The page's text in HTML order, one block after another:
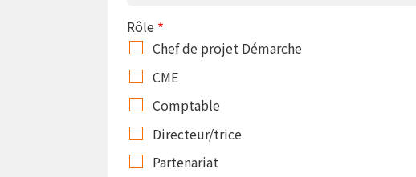
Rôle
Chef de projet Démarche
CME
Comptable
Directeur/trice
Partenariat